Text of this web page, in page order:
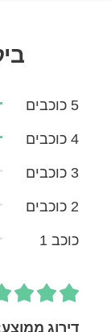
5 כוכבים
4 כוכבים
3 כוכבים
2 כוכבים
כוכב 1
דירוג